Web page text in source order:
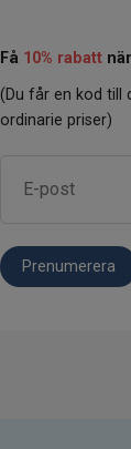
Få 10% rabatt
(Du får en kod till
ordinarie priser)
Prenumerera